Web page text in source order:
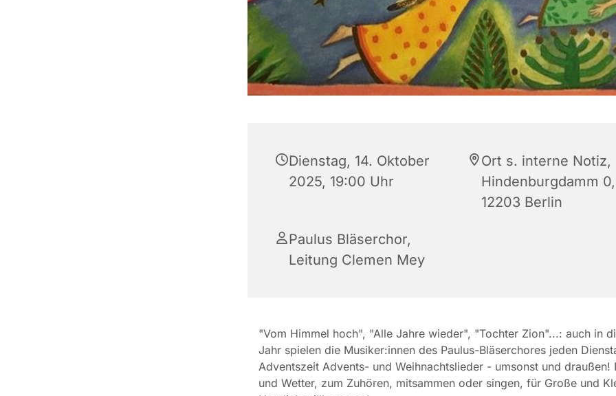
Dienstag, 14. Oktober
2025, 19:00 Uhr
Ort s. interne Notiz,
Hindenburgdamm 0,
12203 Berlin
Paulus Bläserchor,
Leitung Clemen Mey
"Vom Himmel hoch", "Alle Jahre wieder", "Tochter Zion"...: auch in
Jahr spielen die Musiker:innen des Paulus-Bläserchores jeden
Adventszeit Advents- und Weihnachtslieder - umsonst und draußen!
und Wetter, zum Zuhören, mitsammen oder singen, für Große und